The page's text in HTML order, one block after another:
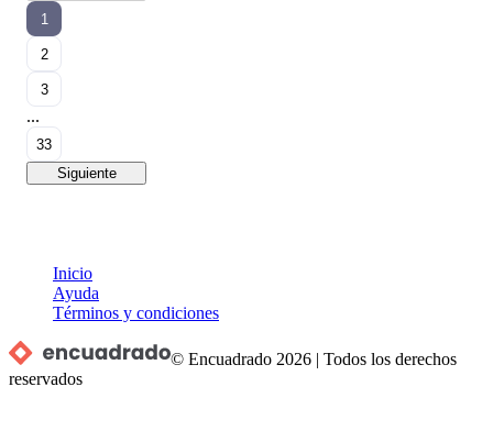
1
2
3
...
33
Siguiente
Inicio
Ayuda
Términos y condiciones
© Encuadrado 2026 |Todos los derechos
reservados